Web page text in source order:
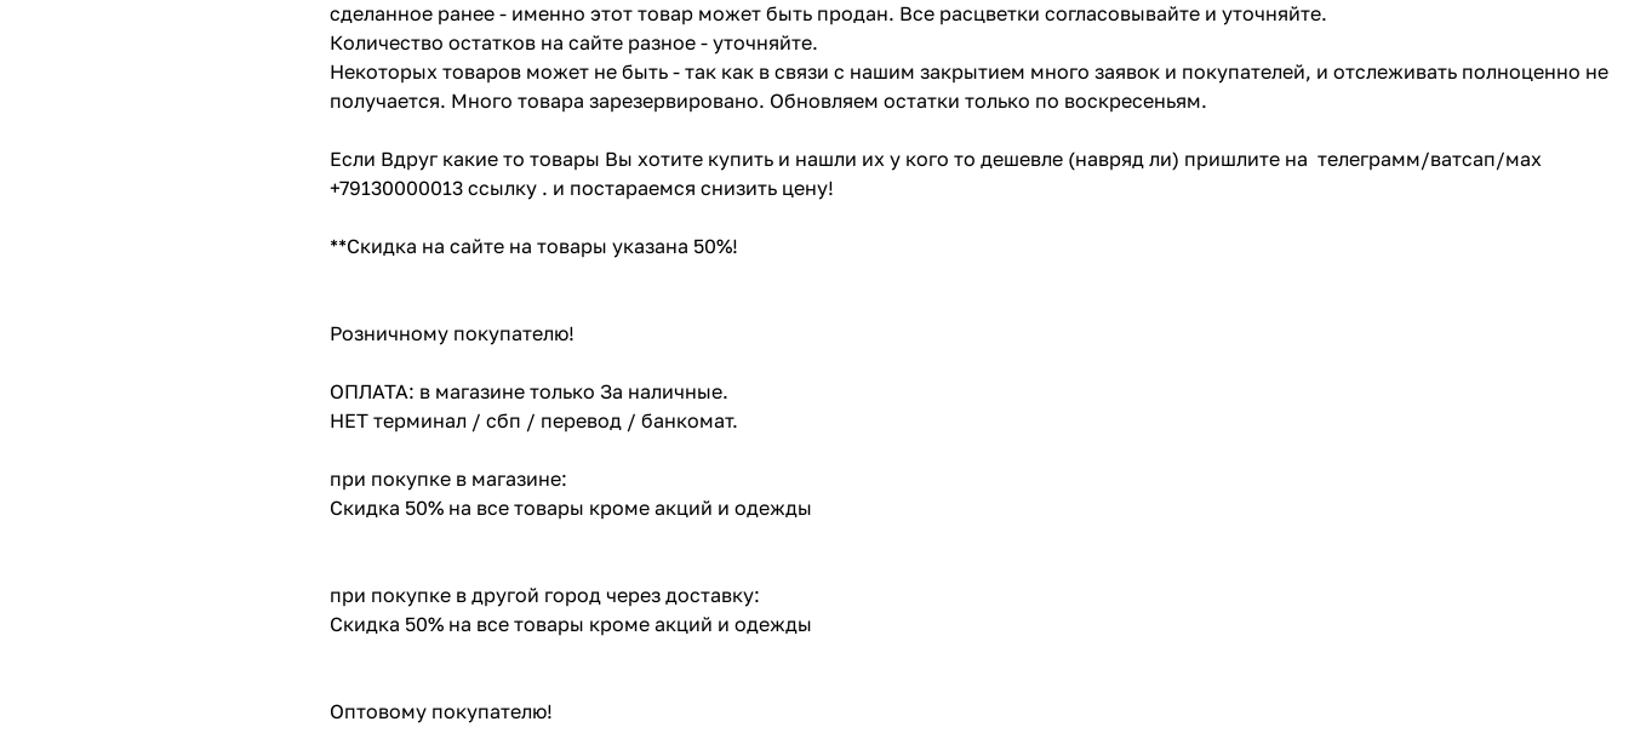
сделанное ранее - именно этот товар может быть продан. Все расцветки согласовывайте и уточняйте.
Количество остатков на сайте разное - уточняйте.
Некоторых товаров может не быть - так как в связи с нашим закрытием много заявок и покупателей, и отслеживать полноценно не
получается. Много товара зарезервировано. Обновляем остатки только по воскресеньям.
Если Вдруг какие то товары Вы хотите купить и нашли их у кого то дешевле (навряд ли) пришлите на телеграмм/ватсап/мах
+79130000013 ссылку . и постараемся снизить цену!
**Скидка на сайте на товары указана 50%!
Розничному покупателю!
ОПЛАТА: в магазине только За наличные.
НЕТ терминал / сбп / перевод / банкомат.
при покупке в магазине:
Скидка 50% на все товары кроме акций и одежды
при покупке в другой город через доставку:
Скидка 50% на все товары кроме акций и одежды
Оптовому покупателю!